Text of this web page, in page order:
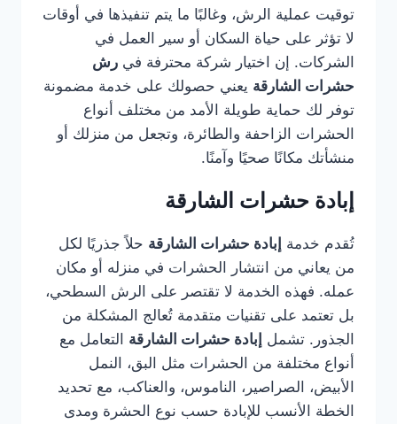
توقيت عملية الرش، وغالبًا ما يتم تنفيذها في أوقات
لا تؤثر على حياة السكان أو سير العمل في
الشركات. إن اختيار شركة محترفة في رش
حشرات الشارقة يعني حصولك على خدمة مضمونة
توفر لك حماية طويلة الأمد من مختلف أنواع
الحشرات الزاحفة والطائرة، وتجعل من منزلك أو
منشأتك مكانًا صحيًا وآمنًا.
إبادة حشرات الشارقة
تُقدم خدمة إبادة حشرات الشارقة حلاً جذريًا لكل
من يعاني من انتشار الحشرات في منزله أو مكان
عمله. فهذه الخدمة لا تقتصر على الرش السطحي،
بل تعتمد على تقنيات متقدمة تُعالج المشكلة من
الجذور. تشمل إبادة حشرات الشارقة التعامل مع
أنواع مختلفة من الحشرات مثل البق، النمل
الأبيض، الصراصير، الناموس، والعناكب، مع تحديد
الخطة الأنسب للإبادة حسب نوع الحشرة ومدى